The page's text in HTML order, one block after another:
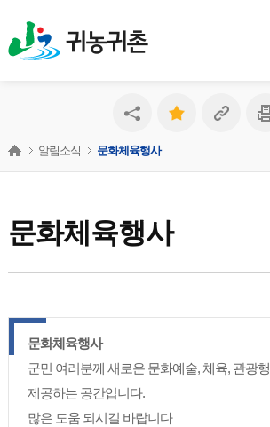
귀농귀촌
문화체육행사
알림소식 문화체육행사
문화체육행사
군민 여러분께 새로운 문화예술, 체육, 관광
제공하는 공간입니다.
많은 도움 되시길 바랍니다